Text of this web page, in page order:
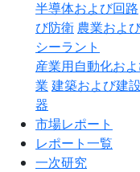
半導体および回路
び防衛 農業およ
シーラント
産業用自動化お
業 建築および建設
器
市場レポート
レポート一覧
一次研究